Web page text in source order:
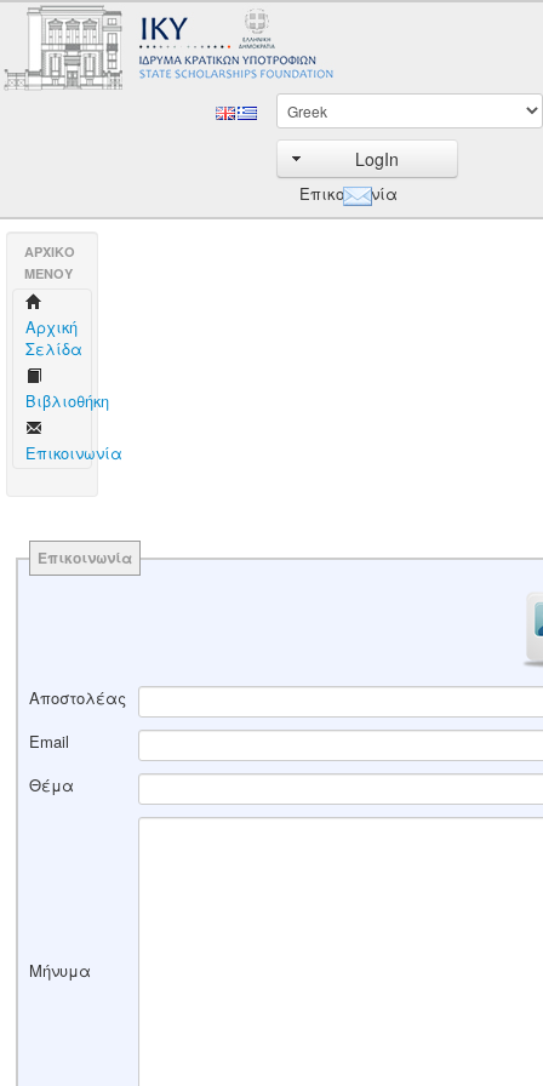
LogIn
Επικοινωνία
AΡΧΙΚΟ
ΜΕΝΟΥ
Aρχική
Σελίδα
Βιβλιοθήκη
Επικοινωνία
Επικοινωνία
Αποστολέας
Email
Θέμα
Μήνυμα